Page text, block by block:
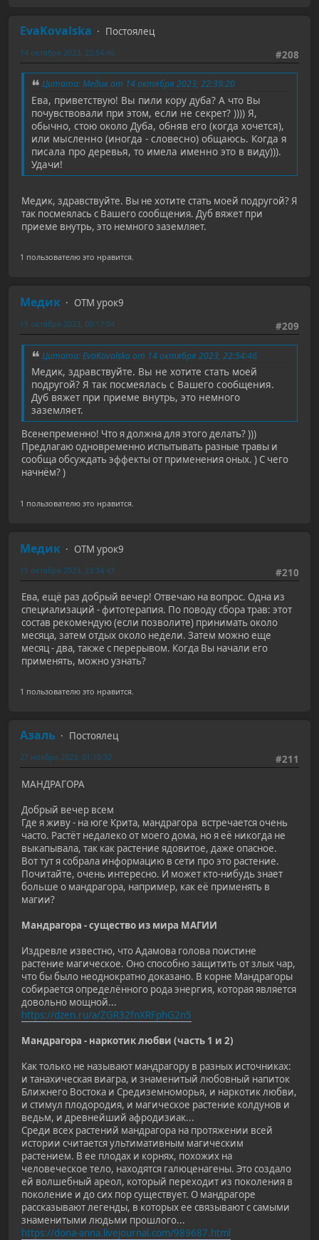
EvaKovalska
Постоялец
#208
14 октября 2023, 22:54:46
Цитата: Медик от 14 октября 2023, 22:39:20
Ева, приветствую! Вы пили кору дуба? А что Вы
почувствовали при этом, если не секрет? )))) Я,
обычно, стою около Дуба, обняв его (когда хочется),
или мысленно (иногда - словесно) общаюсь. Когда я
писала про деревья, то имела именно это в виду))).
Удачи!
Медик, здравствуйте. Вы не хотите стать моей подругой? Я
так посмеялась с Вашего сообщения. Дуб вяжет при
приеме внутрь, это немного заземляет.
1 пользователю это нравится.
Медик
ОТМ урок9
#209
15 октября 2023, 00:17:04
Цитата: EvaKovalska от 14 октября 2023, 22:54:46
Медик, здравствуйте. Вы не хотите стать моей
подругой? Я так посмеялась с Вашего сообщения.
Дуб вяжет при приеме внутрь, это немного
заземляет.
Всенепременно! Что я должна для этого делать? )))
Предлагаю одновременно испытывать разные травы и
сообща обсуждать эффекты от применения оных. ) С чего
начнём? )
1 пользователю это нравится.
Медик
ОТМ урок9
#210
15 октября 2023, 23:34:43
Ева, ещё раз добрый вечер! Отвечаю на вопрос. Одна из
специализаций - фитотерапия. По поводу сбора трав: этот
состав рекомендую (если позволите) принимать около
месяца, затем отдых около недели. Затем можно еще
месяц - два, также с перерывом. Когда Вы начали его
применять, можно узнать?
1 пользователю это нравится.
Азаль
Постоялец
#211
27 ноября 2023, 01:10:32
МАНДРАГОРА
Добрый вечер всем
Где я живу - на юге Крита, мандрагора встречается очень
часто. Растёт недалеко от моего дома, но я её никогда не
выкапывала, так как растение ядовитое, даже опасное.
Вот тут я собрала информацию в сети про это растение.
Почитайте, очень интересно. И может кто-нибудь знает
больше о мандрагора, например, как её применять в
магии?
Мандрагора - существо из мира МАГИИ
Издревле известно, что Адамова голова поистине
растение магическое. Оно способно защитить от злых чар,
что бы было неоднократно доказано. В корне Мандрагоры
собирается определённого рода энергия, которая является
довольно мощной...
https://dzen.ru/a/ZGR32fnXRFphG2n5
Мандрагора - наркотик любви (часть 1 и 2)
Как только не называют мандрагору в разных источниках:
и танахическая виагра, и знаменитый любовный напиток
Ближнего Востока и Средиземноморья, и наркотик любви,
и стимул плодородия, и магическое растение колдунов и
ведьм, и древнейший афродизиак...
Среди всех растений мандрагора на протяжении всей
истории считается ультимативным магическим
растением. В ее плодах и корнях, похожих на
человеческое тело, находятся галюценагены. Это создало
ей волшебный ареол, который переходит из поколения в
поколение и до сих пор существует. О мандрагоре
рассказывают легенды, в которых ее связывают с самыми
знаменитыми людьми прошлого...
https://dona-anna.livejournal.com/989687.html